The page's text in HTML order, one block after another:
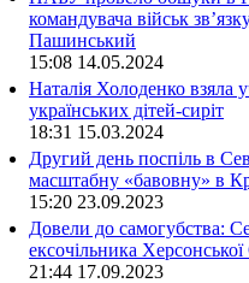
командувача військ
Пашинський
15:08 14.05.2024
Наталія Холоденко взяла
українських дітей-сиріт
18:31 15.03.2024
Другий день поспіль в
масштабну «бавовну» в
15:20 23.09.2023
Довели до самогубства:
ексочільника
21:44 17.09.2023